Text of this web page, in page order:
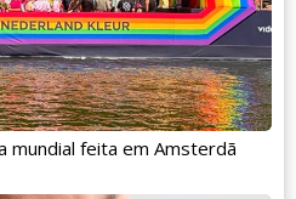
mundial feita em Amsterdã